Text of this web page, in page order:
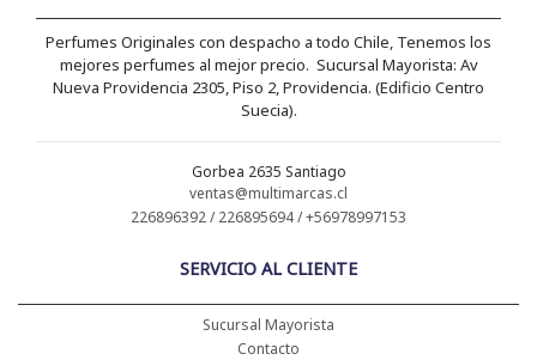
Perfumes Originales con despacho a todo Chile, Tenemos los
mejores perfumes al mejor precio. Sucursal Mayorista: Av
Nueva Providencia 2305, Piso 2, Providencia. (Edificio Centro
Suecia).
Gorbea 2635 Santiago
ventas@multimarcas.cl
226896392 / 226895694 / +56978997153
SERVICIO AL CLIENTE
Sucursal Mayorista
Contacto